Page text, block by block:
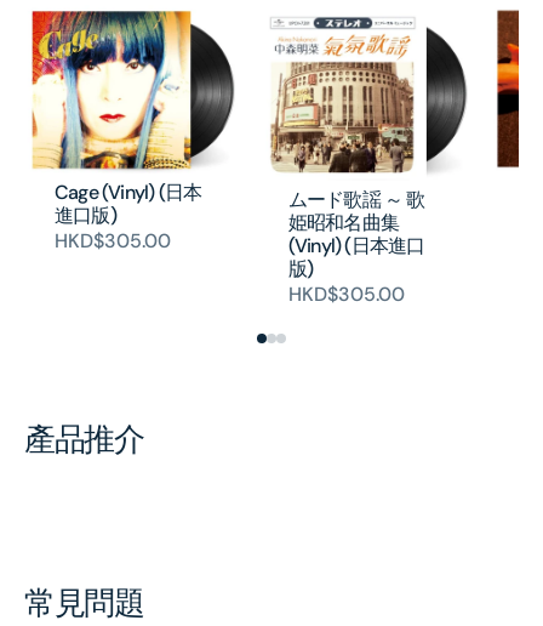
Cage (Vinyl) (日本
進口版)
HKD$305.00
ムード歌謡 ～ 歌
姫昭和名曲集
(Vinyl) (日本進口
版)
HKD$305.00
產品推介
常見問題